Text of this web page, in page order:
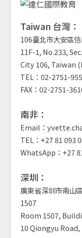
Taiwan 台灣：
106臺北市大安區
11F-1, No.233,
City 106, Taiwan
TEL：02-2751-
FAX：02-2751-
南非：
Email：
TEL：+27 81 093
WhatsApp：+27
深圳：
廣東省深圳市南山
1507
Room 1507,
10 Qiongyu